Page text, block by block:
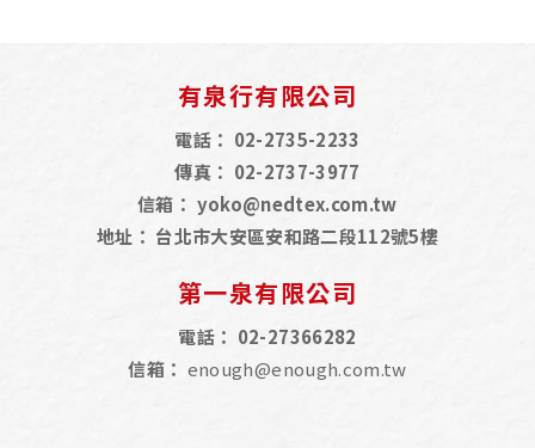
有泉行有限公司
電話： 02-2735-2233
傳真： 02-2737-3977
信箱： yoko@nedtex.com.tw
地址： 台北市大安區安和路二段112號5樓
第一泉有限公司
電話： 02-27366282
信箱： enough@enough.com.tw